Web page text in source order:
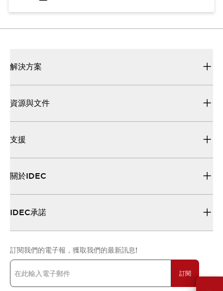
解決方案
資源與文件
支援
關於IDEC
IDEC承諾
訂閱我們的電子報，獲取我們的最新訊息!
訂閱